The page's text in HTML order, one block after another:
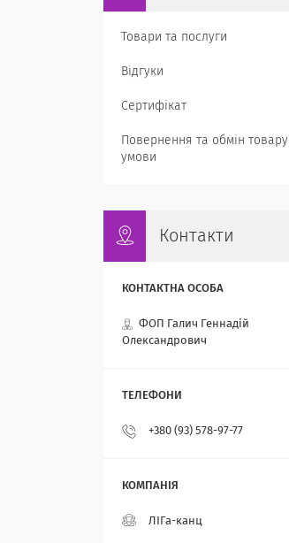
Товари та послуги
Відгуки
Сертифікат
Повернення та обмін товару
умови
Контакти
ФОП Галич Геннадій
Олександрович
+380 (93) 578-97-77
ЛІГа-канц